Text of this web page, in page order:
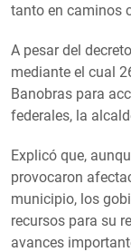
tanto en caminos
A pesar del
mediante el cual
Banobras para
federales, la
Explicó que,
provocaron
municipio, los
recursos para su
avances